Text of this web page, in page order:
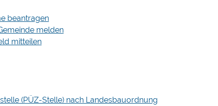
beantragen
melden
mitteilen
(PÜZ-Stelle) nach Landesbauordnung